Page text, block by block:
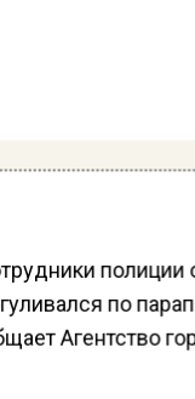
полиции
по
Агентство